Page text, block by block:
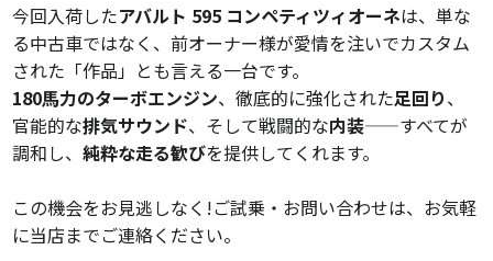
今回入荷したアバルト 595 コンペティツィオーネは、単な
る中古車ではなく、前オーナー様が愛情を注いでカスタム
された「作品」とも言える一台です。
180馬力のターボエンジン、徹底的に強化された足回り、
官能的な排気サウンド、そして戦闘的な内装——すべてが
調和し、純粋な走る歓びを提供してくれます。
この機会をお見逃しなく!ご試乗・お問い合わせは、お気軽
に当店までご連絡ください。